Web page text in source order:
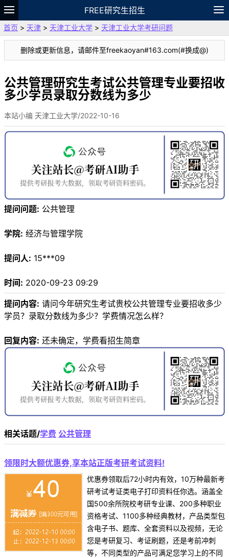
FREE研究生招生
题库
故事 专题 APP 笔记
论坛
VIP
资料
首页 > 天津 > 天津工业大学 > 天津工业大学考研问题
删除或更新信息，请邮件至freekaoyan#163.com(#换成@)
公共管理研究生考试公共管理专业要招收
多少学员录取分数线为多少
本站小编 天津工业大学/2022-10-16
提问问题: 公共管理
学院: 经济与管理学院
提问人: 15***09
时间: 2020-09-23 09:29
提问内容: 请问今年研究生考试贵校公共管理专业要招收多少
学员？录取分数线为多少？学费情况怎么样？
回复内容: 还未确定，学费看招生简章
相关话题/学费 公共管理
领限时大额优惠券,享本站正版考研考试资料!
优惠券领取后72小时内有效，10万种最新考
研考试考证类电子打印资料任你选。涵盖全
国500余所院校考研专业课、200多种职业
资格考试、1100多种经典教材，产品类型包
含电子书、题库、全套资料以及视频，无论
您是考研复习、考证刷题，还是考前冲刺
等，不同类型的产品可满足您学习上的不同